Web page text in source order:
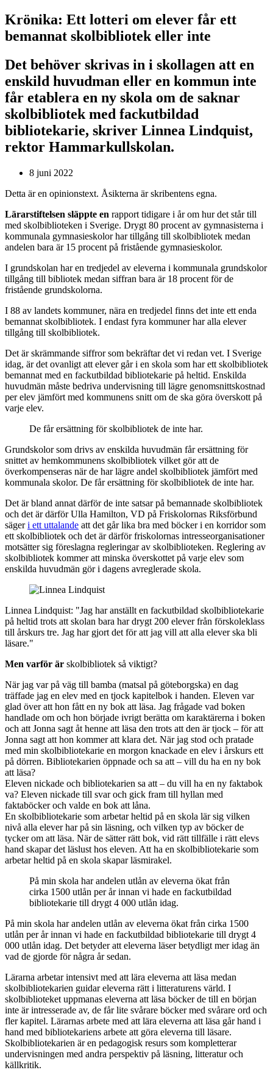
Krönika: Ett lotteri om elever får ett
bemannat skolbibliotek eller inte
Det behöver skrivas in i skollagen att en
enskild huvudman eller en kommun inte
får etablera en ny skola om de saknar
skolbibliotek med fackutbildad
bibliotekarie, skriver Linnea Lindquist,
rektor Hammarkullskolan.
8 juni 2022
Detta är en opinionstext. Åsikterna är skribentens egna.
Lärarstiftelsen släppte en rapport tidigare i år om hur det står till
med skolbiblioteken i Sverige. Drygt 80 procent av gymnasisterna i
kommunala gymnasieskolor har tillgång till skolbibliotek medan
andelen bara är 15 procent på fristående gymnasieskolor.
I grundskolan har en tredjedel av eleverna i kommunala grundskolor
tillgång till bibliotek medan siffran bara är 18 procent för de
fristående grundskolorna.
I 88 av landets kommuner, nära en tredjedel finns det inte ett enda
bemannat skolbibliotek. I endast fyra kommuner har alla elever
tillgång till skolbibliotek.
Det är skrämmande siffror som bekräftar det vi redan vet. I Sverige
idag, är det ovanligt att elever går i en skola som har ett skolbibliotek
bemannat med en fackutbildad bibliotekarie på heltid. Enskilda
huvudmän måste bedriva undervisning till lägre genomsnittskostnad
per elev jämfört med kommunens snitt om de ska göra överskott på
varje elev.
De får ersättning för skolbibliotek de inte har.
Grundskolor som drivs av enskilda huvudmän får ersättning för
snittet av hemkommunens skolbibliotek vilket gör att de
överkompenseras när de har lägre andel skolbibliotek jämfört med
kommunala skolor. De får ersättning för skolbibliotek de inte har.
Det är bland annat därför de inte satsar på bemannade skolbibliotek
och det är därför Ulla Hamilton, VD på Friskolornas Riksförbund
sägeri ett uttalande att det går lika bra med böcker i en korridor som
ett skolbibliotek och det är därför friskolornas intresseorganisationer
motsätter sig föreslagna regleringar av skolbiblioteken. Reglering av
skolbibliotek kommer att minska överskottet på varje elev som
enskilda huvudmän gör i dagens avreglerade skola.
Linnea Lindquist: "Jag har anställt en fackutbildad skolbibliotekarie
på heltid trots att skolan bara har drygt 200 elever från förskoleklass
till årskurs tre. Jag har gjort det för att jag vill att alla elever ska bli
läsare."
Men varför är skolbibliotek så viktigt?
När jag var på väg till bamba (matsal på göteborgska) en dag
träffade jag en elev med en tjock kapitelbok i handen. Eleven var
glad över att hon fått en ny bok att läsa. Jag frågade vad boken
handlade om och hon började ivrigt berätta om karaktärerna i boken
och att Jonna sagt åt henne att läsa den trots att den är tjock – för att
Jonna sagt att hon kommer att klara det. När jag stod och pratade
med min skolbibliotekarie en morgon knackade en elev i årskurs ett
på dörren. Bibliotekarien öppnade och sa att – vill du ha en ny bok
att läsa?
Eleven nickade och bibliotekarien sa att – du vill ha en ny faktabok
va? Eleven nickade till svar och gick fram till hyllan med
faktaböcker och valde en bok att låna.
En skolbibliotekarie som arbetar heltid på en skola lär sig vilken
nivå alla elever har på sin läsning, och vilken typ av böcker de
tycker om att läsa. När de sätter rätt bok, vid rätt tillfälle i rätt elevs
hand skapar det läslust hos eleven. Att ha en skolbibliotekarie som
arbetar heltid på en skola skapar läsmirakel.
På min skola har andelen utlån av eleverna ökat från
cirka 1500 utlån per år innan vi hade en fackutbildad
bibliotekarie till drygt 4 000 utlån idag.
På min skola har andelen utlån av eleverna ökat från cirka 1500
utlån per år innan vi hade en fackutbildad bibliotekarie till drygt 4
000 utlån idag. Det betyder att eleverna läser betydligt mer idag än
vad de gjorde för några år sedan.
Lärarna arbetar intensivt med att lära eleverna att läsa medan
skolbibliotekarien guidar eleverna rätt i litteraturens värld. I
skolbiblioteket uppmanas eleverna att läsa böcker de till en början
inte är intresserade av, de får lite svårare böcker med svårare ord och
fler kapitel. Lärarnas arbete med att lära eleverna att läsa går hand i
hand med bibliotekariens arbete att göra eleverna till läsare.
Skolbibliotekarien är en pedagogisk resurs som kompletterar
undervisningen med andra perspektiv på läsning, litteratur och
källkritik.